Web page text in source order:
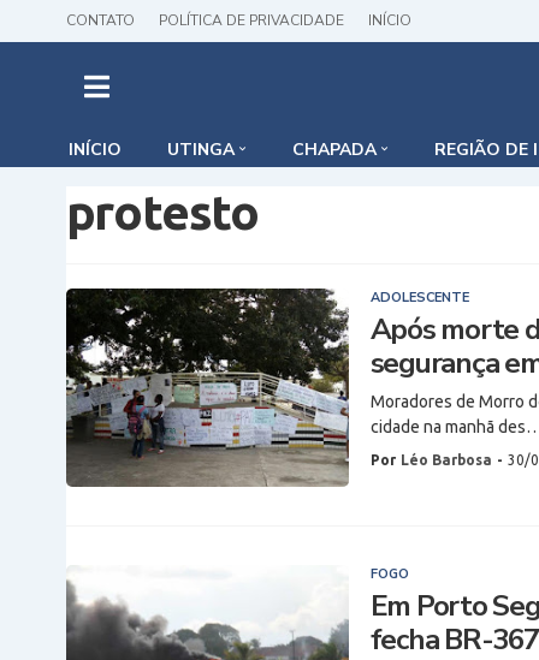
CONTATO POLÍTICA DE PRIVACIDADE INÍCIO
INÍCIO UTINGA CHAPADA REGIÃO DE
protesto
ADOLESCENTE
Após morte
segurança
Moradores de Morro
cidade na manhã
Por Léo Barbosa - 30/
FOGO
Em Porto
fecha BR-